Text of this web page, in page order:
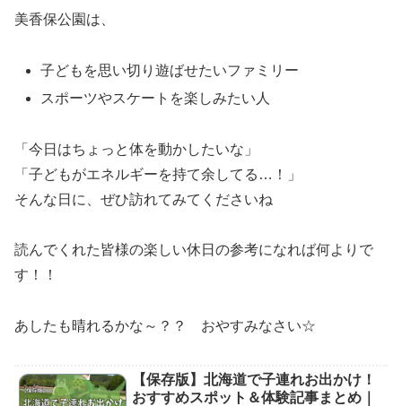
美香保公園は、
子どもを思い切り遊ばせたいファミリー
スポーツやスケートを楽しみたい人
「今日はちょっと体を動かしたいな」
「子どもがエネルギーを持て余してる…！」
そんな日に、ぜひ訪れてみてくださいね
読んでくれた皆様の楽しい休日の参考になれば何よりで
す！！
あしたも晴れるかな～？？ おやすみなさい☆
【保存版】北海道で子連れお出かけ！
おすすめスポット＆体験記事まとめ｜